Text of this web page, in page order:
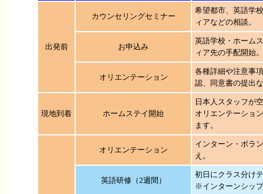
出発前
カウンセリングセミナー
希望都市、英語学
ィアなどの相談。
お申込み
英語学校・ホーム
ィア先の手配開始。
オリエンテーション
各種詳細や注意事
認、同意書の提出
現地到着 ホームステイ開始
日本人スタッフが
オリエンテーショ
ます。
オリエンテーション
インターン・ボラ
え。
英語研修（2週間）
初日にクラス分
※インターンシッ